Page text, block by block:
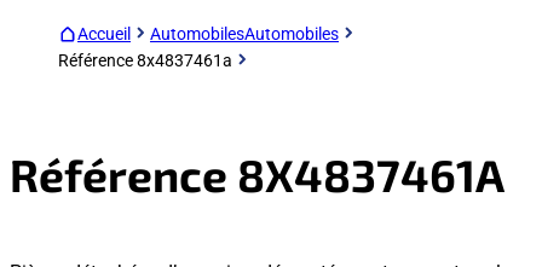
Accueil AutomobilesAutomobiles
Référence 8x4837461a
Référence 8X4837461A